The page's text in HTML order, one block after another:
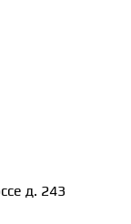
д. 243